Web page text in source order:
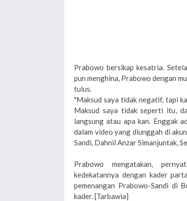
Prabowo bersikap kesatria.
pun menghina, Prabowo dengan
tulus.
"Maksud saya tidak negatif, tapi
Maksud saya tidak seperti itu,
langsung atau apa kan. Enggak
dalam video yang diunggah di
Sandi, Dahnil Anzar Simanjuntak,
Prabowo mengatakan,
kedekatannya dengan kader
pemenangan Prabowo-Sandi di
kader. [Tarbawia]